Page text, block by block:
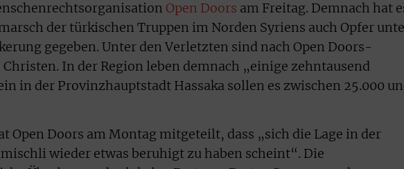
Open Doors am Freitag. Demnach hat
der türkischen Truppen im Norden Syriens auch Opfer
gegeben. Unter den Verletzten sind nach Open Doors-
Christen. In der Region leben demnach „einige zehntausend
in der Provinzhauptstadt Hassaka sollen es zwischen 25.000
Open Doors am Montag mitgeteilt, dass „sich die Lage in der
wieder etwas beruhigt zu haben scheint“. Die